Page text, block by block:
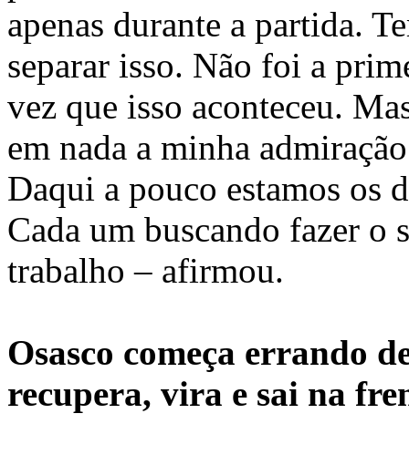
apenas durante a partida.
separar isso. Não foi a
vez que isso aconteceu.
em nada a minha
Daqui a pouco estamos os
Cada um buscando fazer o
trabalho – afirmou.
Osasco começa errando
recupera, vira e sai na